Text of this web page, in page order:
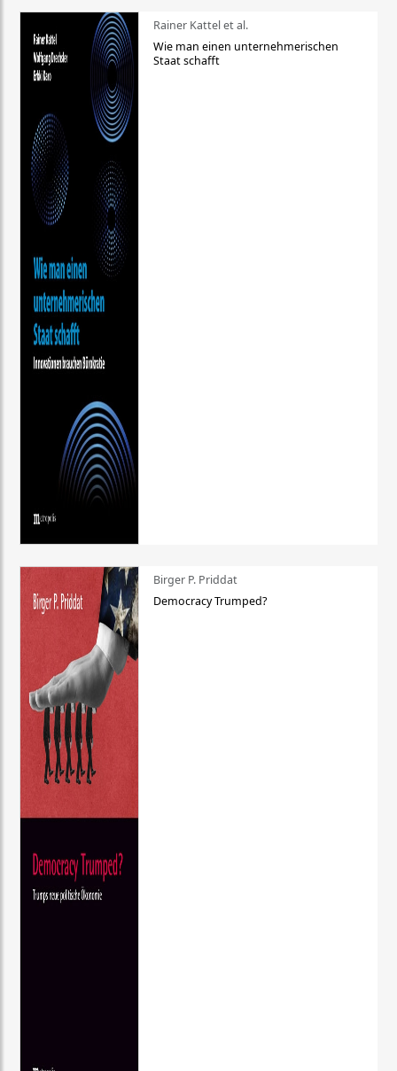
Rainer Kattel et al.
Wie man einen unternehmerischen
Staat schafft
Birger P. Priddat
Democracy Trumped?